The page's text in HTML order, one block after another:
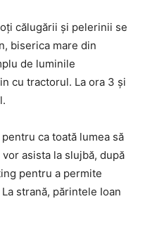
călugării şi pelerinii se
biserica mare din
de luminile
cu tractorul. La ora 3 şi
ca toată lumea să
asista la slujbă, după
pentru a permite
strană, părintele Ioan